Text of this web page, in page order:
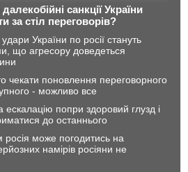
санкції України
за стіл переговорів?
України по росії стануть
що агресору доведеться
чекати поновлення переговорного
- можливо все
попри здоровий глузд і
до останнього
може погодитись на
намірів росіяни не